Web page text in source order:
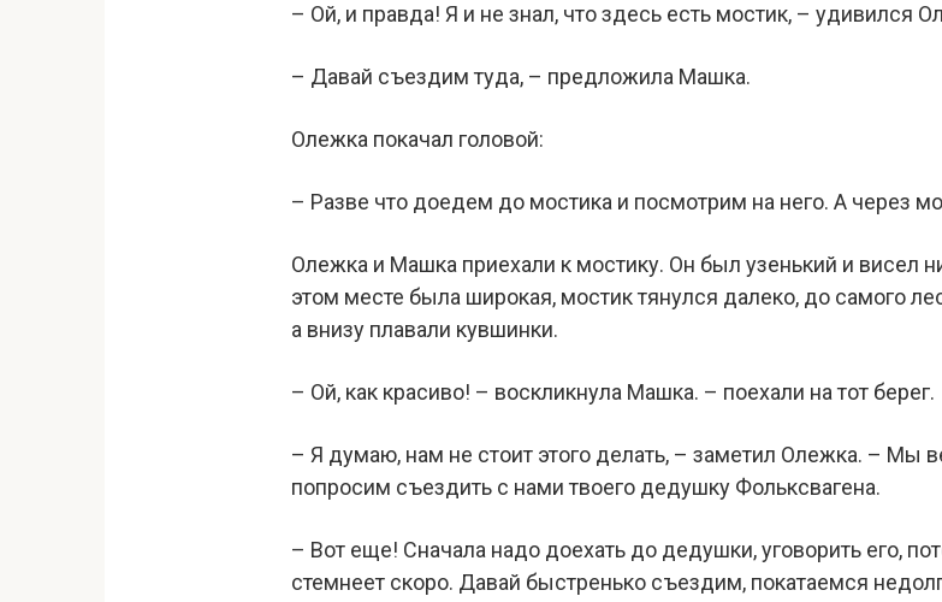
– Ой, и правда! Я и не знал, что здесь есть мостик, – удивился
– Давай съездим туда, – предложила Машка.
Олежка покачал головой:
– Разве что доедем до мостика и посмотрим на него. А через
Олежка и Машка приехали к мостику. Он был узенький и висел
этом месте была широкая, мостик тянулся далеко, до самого
а внизу плавали кувшинки.
– Ой, как красиво! – воскликнула Машка. – поехали на тот берег.
– Я думаю, нам не стоит этого делать, – заметил Олежка. – Мы
попросим съездить с нами твоего дедушку Фольксвагена.
– Вот еще! Сначала надо доехать до дедушки, уговорить его,
стемнеет скоро. Давай быстренько съездим, покатаемся